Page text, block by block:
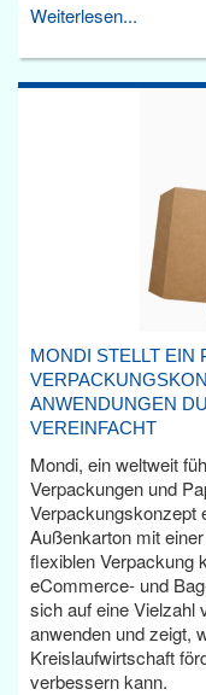
Weiterlesen...
MONDI STELLT EIN
ANWENDUNGEN
VEREINFACHT
Mondi, ein weltweit
Verpackungen und
Verpackungskonzept
Außenkarton mit
flexiblen Verpackung
eCommerce- und
sich auf eine Vielzahl
anwenden und zeigt,
Kreislaufwirtschaft
verbessern kann.